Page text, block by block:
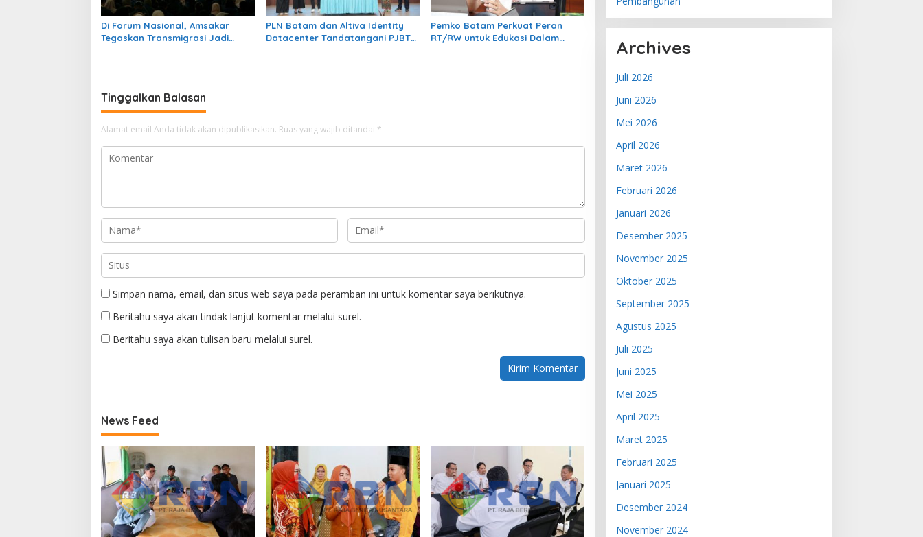
Di Forum Nasional, Amsakar
Tegaskan Transmigrasi Jadi
PLN Batam dan Altiva Identity
Datacenter Tandatangani PJBTL
Pemko Batam Perkuat Peran
RT/RW untuk Edukasi Dalam
Tinggalkan Balasan
Alamat email Anda tidak akan dipublikasikan. Ruas yang wajib ditandai *
Simpan nama, email, dan situs web saya pada peramban ini untuk komentar saya berikutnya.
Beritahu saya akan tindak lanjut komentar melalui surel.
Beritahu saya akan tulisan baru melalui surel.
News Feed
Archives
Juli 2026
Juni 2026
Mei 2026
April 2026
Maret 2026
Februari 2026
Januari 2026
Desember 2025
November 2025
Oktober 2025
September 2025
Agustus 2025
Juli 2025
Juni 2025
Mei 2025
April 2025
Maret 2025
Februari 2025
Januari 2025
Desember 2024
November 2024